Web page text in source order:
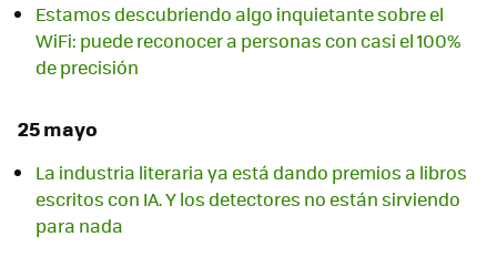
Estamos descubriendo algo inquietante sobre el
WiFi: puede reconocer a personas con casi el 100%
de precisión
25 mayo
La industria literaria ya está dando premios a libros
escritos con IA. Y los detectores no están sirviendo
para nada